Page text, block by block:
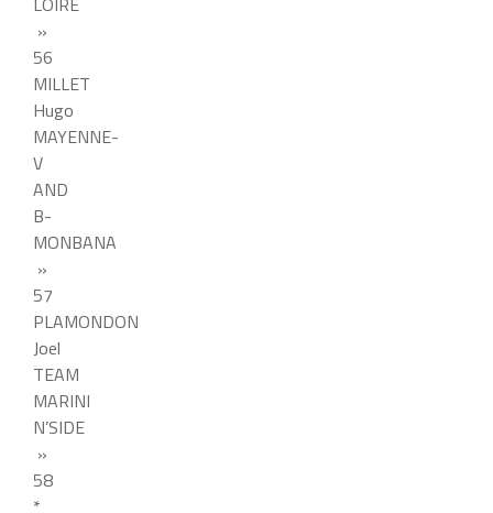
»
56
MILLET
Hugo
MAYENNE-
V
AND
B-
MONBANA
»
57
PLAMONDON
Joel
TEAM
MARINI
N’SIDE
»
58
*